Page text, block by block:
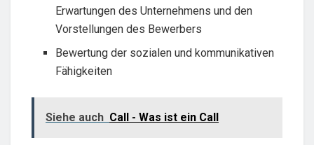
Erwartungen des Unternehmens und den
Vorstellungen des Bewerbers
Bewertung der sozialen und kommunikativen
Fähigkeiten
Siehe auch Call - Was ist ein Call